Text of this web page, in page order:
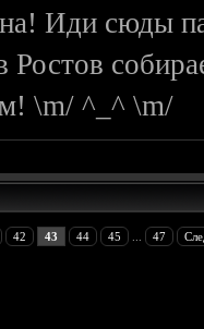
Иди сюды
Ростов
\m/ ^_^ \m/
42 43 44 45 47